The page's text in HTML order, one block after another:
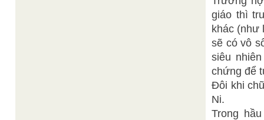
giáo thì
khác (như
sẽ có vô
siêu
chứng để
Đôi khi
Ni.
Trong